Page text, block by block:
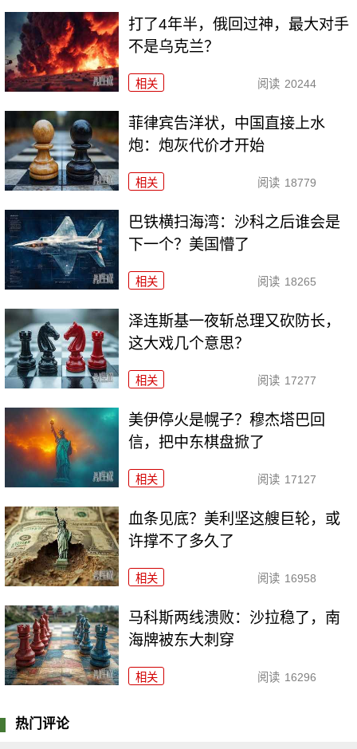
打了4年半，俄回过神，最大对手
不是乌克兰？
相关 阅读 20244
菲律宾告洋状，中国直接上水
炮：炮灰代价才开始
相关 阅读 18779
巴铁横扫海湾：沙科之后谁会是
下一个？美国懵了
相关 阅读 18265
泽连斯基一夜斩总理又砍防长，
这大戏几个意思？
相关 阅读 17277
美伊停火是幌子？穆杰塔巴回
信，把中东棋盘掀了
相关 阅读 17127
血条见底？美利坚这艘巨轮，或
许撑不了多久了
相关 阅读 16958
马科斯两线溃败：沙拉稳了，南
海牌被东大刺穿
相关 阅读 16296
热门评论